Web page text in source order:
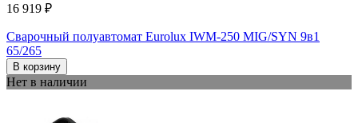
16 919 ₽
Сварочный полуавтомат Eurolux IWM-250 MIG/SYN 9в1
65/265
В корзину
Нет в наличии